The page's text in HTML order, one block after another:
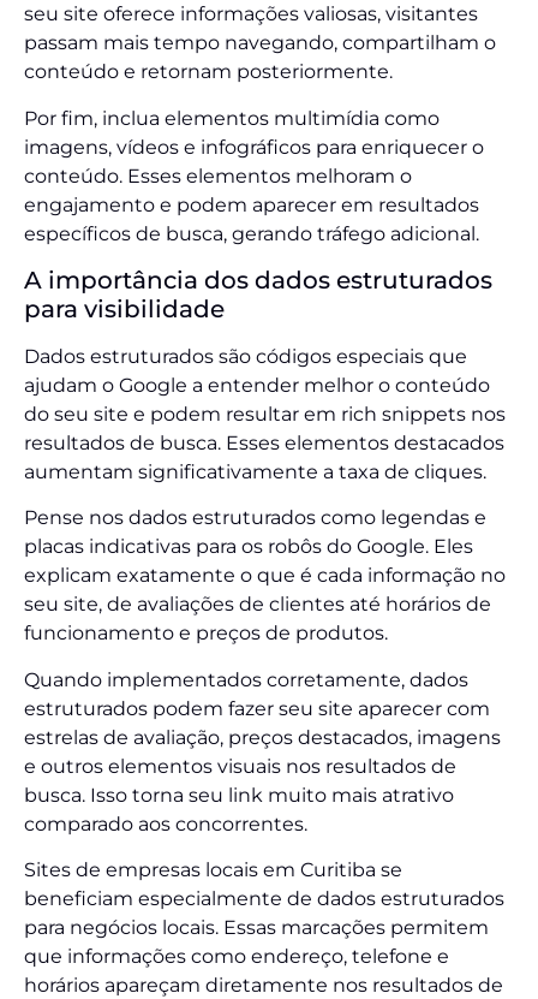
seu site oferece informações valiosas, visitantes
passam mais tempo navegando, compartilham o
conteúdo e retornam posteriormente.
Por fim, inclua elementos multimídia como
imagens, vídeos e infográficos para enriquecer o
conteúdo. Esses elementos melhoram o
engajamento e podem aparecer em resultados
específicos de busca, gerando tráfego adicional.
A importância dos dados estruturados
para visibilidade
Dados estruturados são códigos especiais que
ajudam o Google a entender melhor o conteúdo
do seu site e podem resultar em rich snippets nos
resultados de busca. Esses elementos destacados
aumentam significativamente a taxa de cliques.
Pense nos dados estruturados como legendas e
placas indicativas para os robôs do Google. Eles
explicam exatamente o que é cada informação no
seu site, de avaliações de clientes até horários de
funcionamento e preços de produtos.
Quando implementados corretamente, dados
estruturados podem fazer seu site aparecer com
estrelas de avaliação, preços destacados, imagens
e outros elementos visuais nos resultados de
busca. Isso torna seu link muito mais atrativo
comparado aos concorrentes.
Sites de empresas locais em Curitiba se
beneficiam especialmente de dados estruturados
para negócios locais. Essas marcações permitem
que informações como endereço, telefone e
horários apareçam diretamente nos resultados de